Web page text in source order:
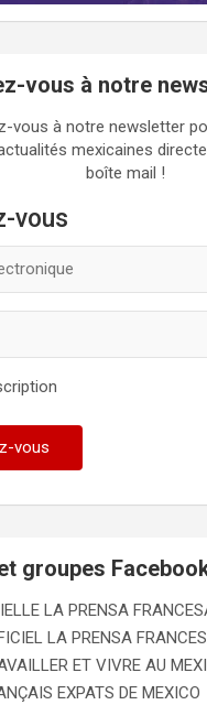
vous à notre
vous à notre newsletter
mexicaines
boîte mail !
vous
groupes
LA PRENSA
LA PRENSA
ET VIVRE AU
EXPATS DE MEXICO